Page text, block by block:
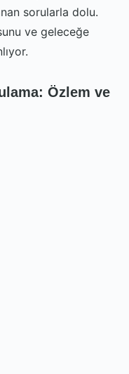
sorularla dolu.
ve geleceğe
Özlem ve